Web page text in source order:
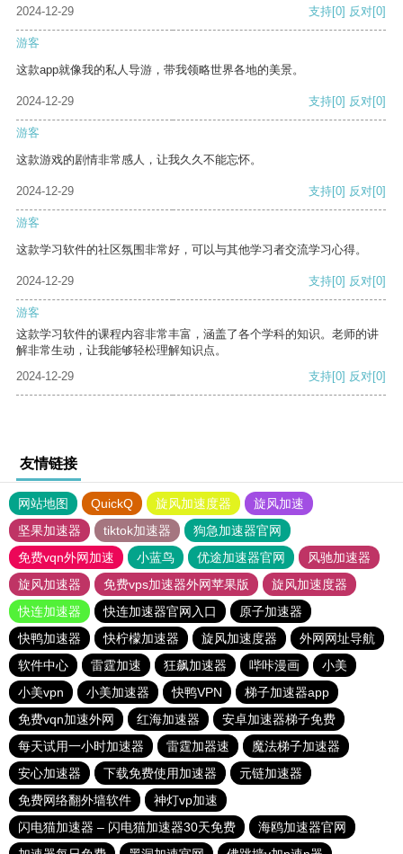
2024-12-29
支持[0] 反对[0]
游客
这款app就像我的私人导游，带我领略世界各地的美景。
2024-12-29 支持[0] 反对[0]
游客
这款游戏的剧情非常感人，让我久久不能忘怀。
2024-12-29 支持[0] 反对[0]
游客
这款学习软件的社区氛围非常好，可以与其他学习者交流学习心得。
2024-12-29 支持[0] 反对[0]
游客
这款学习软件的课程内容非常丰富，涵盖了各个学科的知识。老师的讲
解非常生动，让我能够轻松理解知识点。
2024-12-29
支持[0] 反对[0]
友情链接
网站地图 QuickQ 旋风加速度器
旋风加速
坚果加速器
tiktok加速器
狗急加速器官网
免费vqn外网加速
小蓝鸟 优途加速器官网
风驰加速器
旋风加速器
免费vps加速器外网苹果版
旋风加速度器
快连加速器
快连加速器官网入口
原子加速器
快鸭加速器
快柠檬加速器 旋风加速度器
外网网址导航
软件中心
雷霆加速 狂飙加速器 哔咔漫画
小美
小美vpn
小美加速器 快鸭VPN
梯子加速器app
免费vqn加速外网
红海加速器
安卓加速器梯子免费
每天试用一小时加速器
雷霆加器速
魔法梯子加速器
安心加速器
下载免费使用加速器
元链加速器
免费网络翻外墙软件
神灯vp加速
闪电猫加速器 – 闪电猫加速器30天免费
海鸥加速器官网